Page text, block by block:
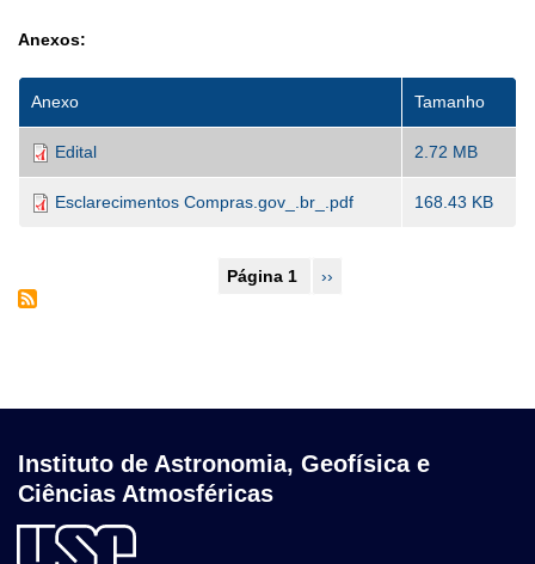
Anexos:
Anexo Tamanho
Edital 2.72 MB
Esclarecimentos Compras.gov_.br_.pdf 168.43 KB
Página 1
Próxima
››
Instituto de Astronomia, Geofísica e
Ciências Atmosféricas